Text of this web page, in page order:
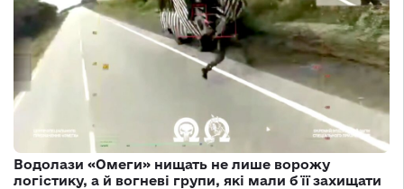
Водолази «Омеги» нищать не лише ворожу
логістику, а й вогневі групи, які мали б її захищати